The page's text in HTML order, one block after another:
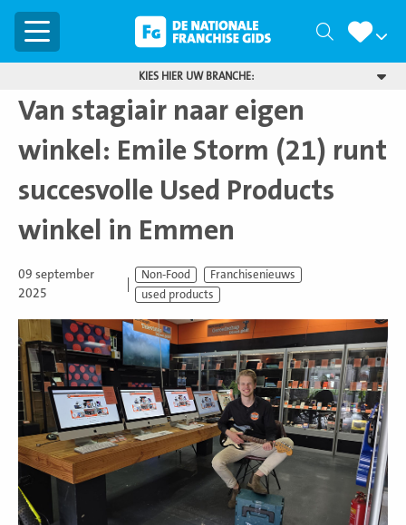
Menu Zoeken
KIES HIER UW BRANCHE:
Van stagiair naar eigen
winkel: Emile Storm (21) runt
succesvolle Used Products
winkel in Emmen
09 september
2025
Non-Food
Franchisenieuws
used products